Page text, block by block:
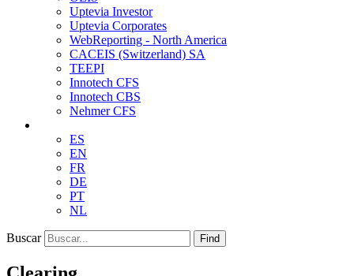
Uptevia Investor
Uptevia Corporates
WebReporting - North America
CACEIS (Switzerland) SA
TEEPI
Innotech CFS
Innotech CBS
Nehmer CFS
ES
EN
FR
DE
PT
NL
Buscar Find